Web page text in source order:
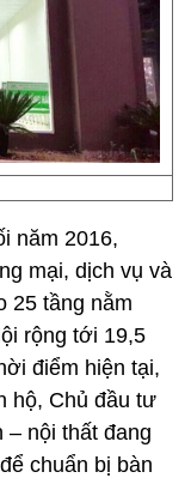
năm 2016,
mại, dịch vụ và
25 tầng nằm
rộng tới 19,5
điểm hiện tại,
hộ, Chủ đầu tư
– nội thất đang
chuẩn bị bàn